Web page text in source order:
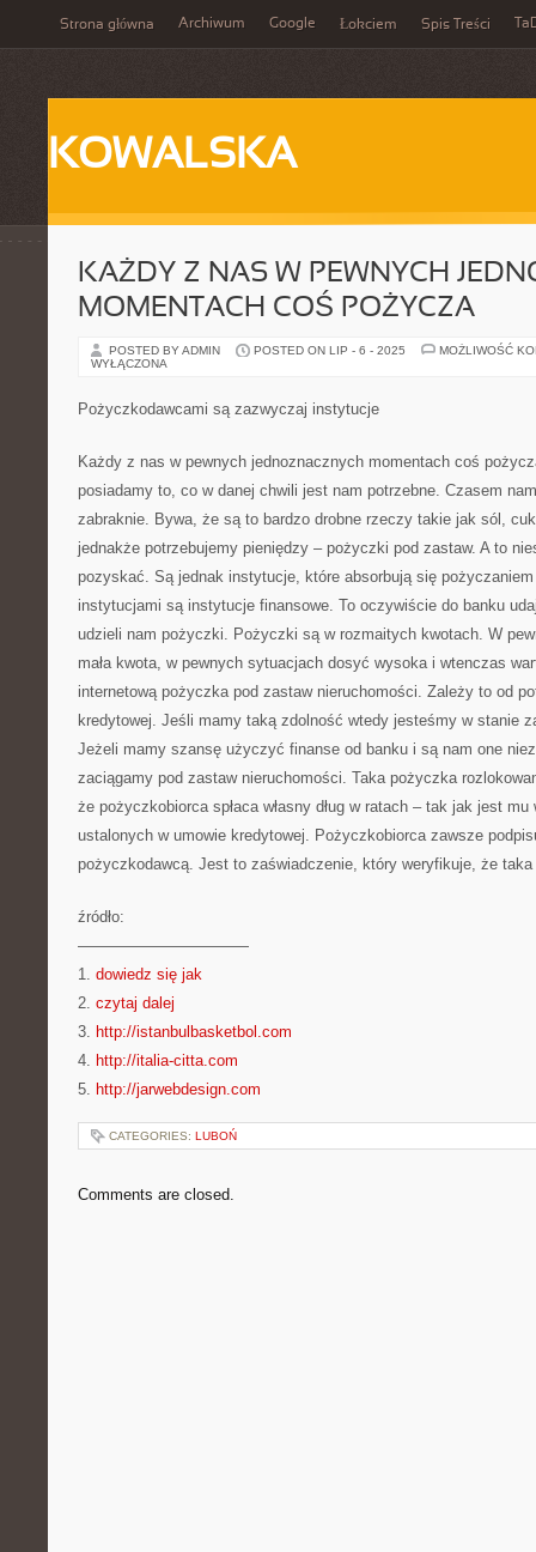
Strona główna Archiwum Google Łokciem Spis Treści
KOWALSKA
KAŻDY Z NAS W PEWNYCH
MOMENTACH COŚ POŻYCZA
POSTED BY ADMIN POSTED ON LIP - 6 - 2025
MOŻLIWOŚĆ
WYŁĄCZONA
Pożyczkodawcami są zazwyczaj instytucje
Każdy z nas w pewnych jednoznacznych momentach coś
posiadamy to, co w danej chwili jest nam potrzebne. Czasem
zabraknie. Bywa, że są to bardzo drobne rzeczy takie jak sól,
jednakże potrzebujemy pieniędzy – pożyczki pod zastaw. A to
pozyskać. Są jednak instytucje, które absorbują się
instytucjami są instytucje finansowe. To oczywiście do banku
udzieli nam pożyczki. Pożyczki są w rozmaitych kwotach. W
mała kwota, w pewnych sytuacjach dosyć wysoka i wtenczas
internetową pożyczka pod zastaw nieruchomości. Zależy to od
kredytowej. Jeśli mamy taką zdolność wtedy jesteśmy w stanie
Jeżeli mamy szansę użyczyć finanse od banku i są nam one
zaciągamy pod zastaw nieruchomości. Taka pożyczka
że pożyczkobiorca spłaca własny dług w ratach – tak jak jest mu
ustalonych w umowie kredytowej. Pożyczkobiorca zawsze
pożyczkodawcą. Jest to zaświadczenie, który weryfikuje, że
źródło:
———————————
1. dowiedz się jak
2. czytaj dalej
3. http://istanbulbasketbol.com
4. http://italia-citta.com
5. http://jarwebdesign.com
CATEGORIES: LUBOŃ
Comments are closed.